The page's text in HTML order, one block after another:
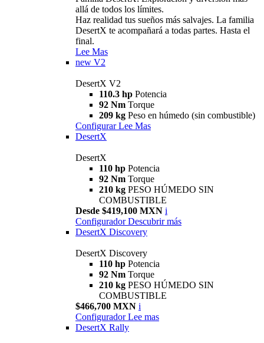
allá de todos los límites.
Haz realidad tus sueños más salvajes. La familia
DesertX te acompañará a todas partes. Hasta el
final.
Lee Mas
new V2
DesertX V2
110.3 hp Potencia
92 Nm Torque
209 kg Peso en húmedo (sin combustible)
Configurar Lee Mas
DesertX
DesertX
110 hp Potencia
92 Nm Torque
210 kg PESO HÚMEDO SIN
COMBUSTIBLE
Desde $419,100 MXN i
Configurador Descubrir más
DesertX Discovery
DesertX Discovery
110 hp Potencia
92 Nm Torque
210 kg PESO HÚMEDO SIN
COMBUSTIBLE
$466,700 MXN i
Configurador Lee mas
DesertX Rally